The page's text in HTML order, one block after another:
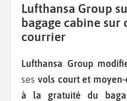
Lufthansa Group
bagage cabine sur
courrier
Lufthansa Group
ses vols court et
à la gratuité du